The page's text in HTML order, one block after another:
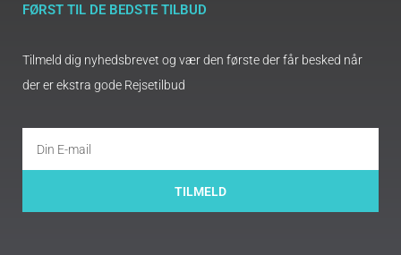
FØRST TIL DE BEDSTE TILBUD
Tilmeld dig nyhedsbrevet og vær den første der får besked når
der er ekstra gode Rejsetilbud
TILMELD